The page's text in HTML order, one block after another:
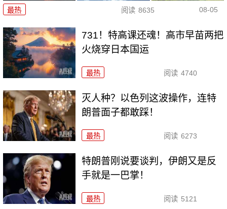
最热 阅读 8635 08-05
731！特高课还魂！高市早苗两把
火烧穿日本国运
最热 阅读 4740
灭人种？以色列这波操作，连特
朗普面子都敢踩！
最热 阅读 6273
特朗普刚说要谈判，伊朗又是反
手就是一巴掌！
最热 阅读 5121